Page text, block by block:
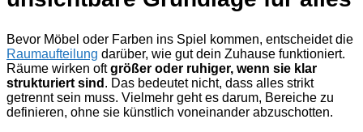
Bevor Möbel oder Farben ins Spiel kommen, entscheidet die
Raumaufteilung darüber, wie gut dein Zuhause funktioniert.
Räume wirken oftgrößer oder ruhiger, wenn sie klar
strukturiert sind . Das bedeutet nicht, dass alles strikt
getrennt sein muss. Vielmehr geht es darum, Bereiche zu
definieren, ohne sie künstlich voneinander abzuschotten.